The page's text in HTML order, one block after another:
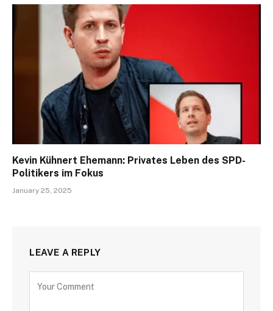
Kevin Kühnert Ehemann: Privates Leben des SPD-
Politikers im Fokus
January 25, 2025
LEAVE A REPLY